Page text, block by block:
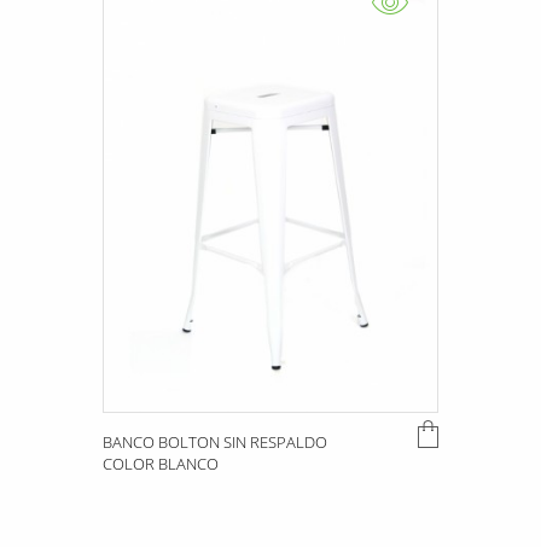
BANCO BOLTON SIN RESPALDO
COLOR BLANCO